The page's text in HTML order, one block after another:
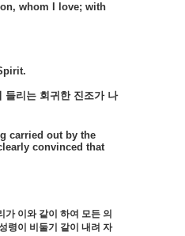
whom I love; with
들리는 회귀한 진조가 나
carried out by the
convinced that
이와 같이 하여 모든 의
령이 비둘기 같이 내려 자